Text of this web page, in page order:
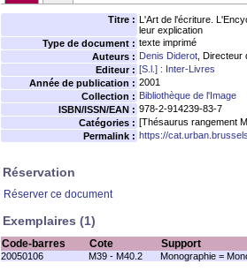
Titre : L'Art de l'écriture.
leur explication
Type de document : texte imprimé
Auteurs : Denis Diderot ,
Editeur : [S.l.] : Inter-Livres
Année de publication : 2001
Collection : Bibliothèque de l'Image
ISBN/ISSN/EAN : 978-2-914239-83-7
Catégories : [Thésaurus rangement
Permalink : https://
Réservation
Réserver ce document
Exemplaires (1)
Code-barres Cote Support
20050106 M39 - M40.2 Monographie =